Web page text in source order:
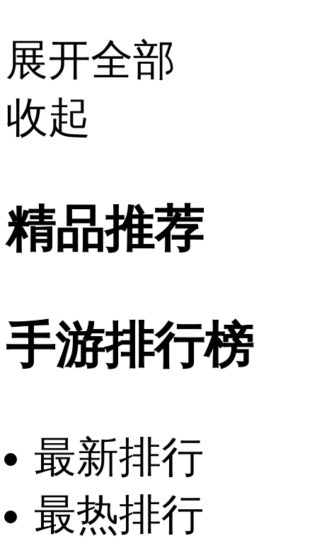
展开全部
收起
精品推荐
手游排行榜
最新排行
最热排行